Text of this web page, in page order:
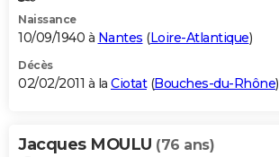
Naissance
10/09/1940 à Nantes (Loire-Atlantique)
Décès
02/02/2011 à la Ciotat(Bouches-du-Rhône)
Jacques MOULU (76 ans)